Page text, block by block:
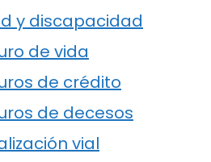
y discapacidad
de vida
de crédito
de decesos
vial